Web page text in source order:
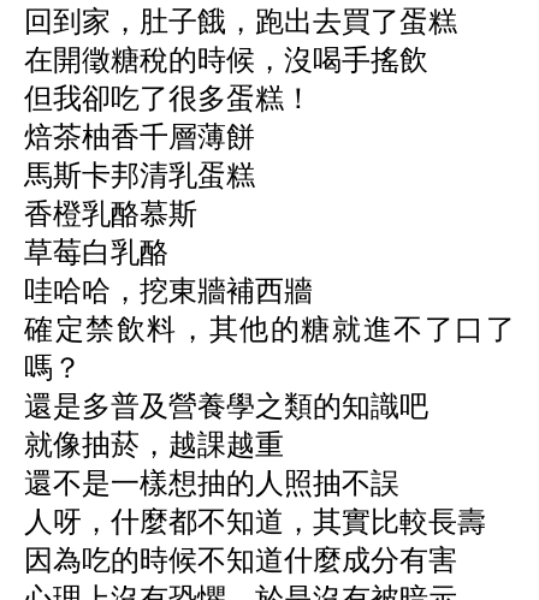
回到家，肚子餓， 跑出去買了蛋糕
在開徵糖稅的時候，沒喝手搖飲
但我卻吃了很多蛋糕！
焙茶柚香千層薄餅
馬斯卡邦清乳蛋糕
香橙乳酪慕斯
草莓白乳酪
哇哈哈，挖東牆補西牆
確定禁飲料，其他的糖就進不了口了
嗎？
還是多普及營養學之類的知識吧
就像抽菸，越課越重
還不是一樣想抽的人照抽不誤
人呀，什麼都不知道，其實比較長壽
因為吃的時候不知道什麼成分有害